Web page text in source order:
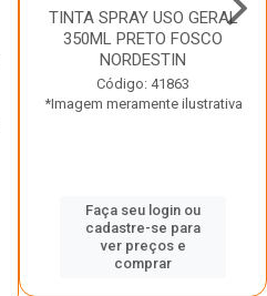
TINTA SPRAY USO GERAL
350ML PRETO FOSCO
NORDESTIN
Código: 41863
*Imagem meramente ilustrativa
Faça seu login ou
cadastre-se para
ver preços e
comprar